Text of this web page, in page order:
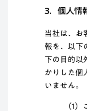
3．個人情
当社は、お
報を、以下
下の目的以
かりした個
いません。
（1